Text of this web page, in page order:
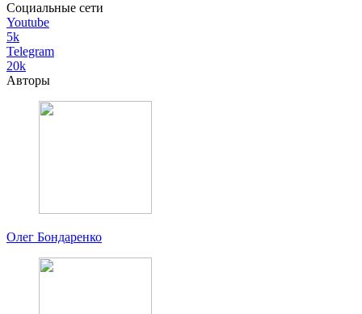
Социальные сети
Youtube
5k
Telegram
20k
Авторы
Олег Бондаренко